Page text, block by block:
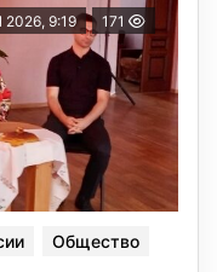
9:19 171
Общество